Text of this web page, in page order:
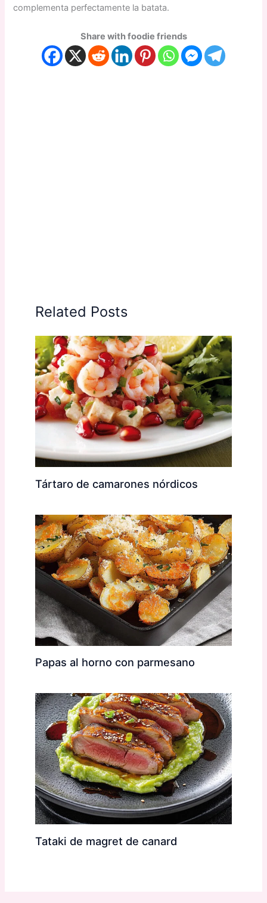
complementa perfectamente la batata.
Share with foodie friends
Related Posts
Tártaro de camarones nórdicos
Papas al horno con parmesano
Tataki de magret de canard